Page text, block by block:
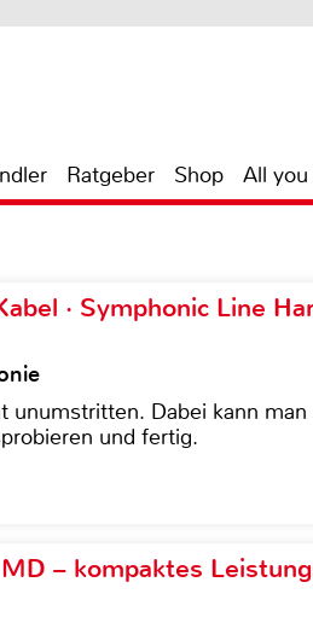
Ratgeber Shop All you
· Symphonic Line
unumstritten. Dabei kann
und fertig.
– kompaktes